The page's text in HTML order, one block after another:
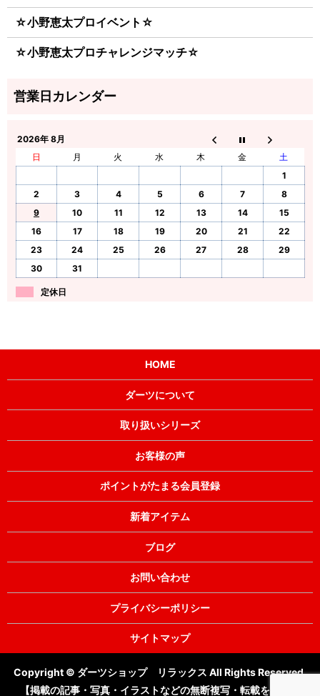
☆小野恵太プロイベント☆
☆小野恵太プロチャレンジマッチ☆
2026年 8月
日
月 火 水 木 金
土
1
2
3 4 5 6 7
8
9
10 11 12 13 14
15
16
17 18 19 20 21
22
23
24 25 26 27 28
29
30
31
定休日
HOME
ダーツについて
取り扱いシリーズ
お客様の声
ポイントがたまる会員登録
新着アイテム
ブログ
お問い合わせ
プライバシーポリシー
サイトマップ
Copyright © ダーツショップ リラックス All Rights Reserved.
【掲載の記事・写真・イラストなどの無断複写・転載を禁じま